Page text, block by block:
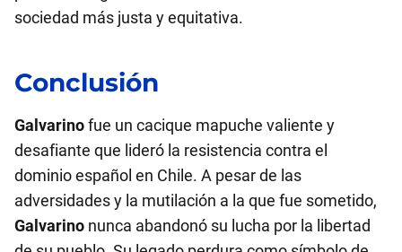
sociedad más justa y equitativa.
Conclusión
Galvarinofue un cacique mapuche valiente y
desafiante que lideró la resistencia contra el
dominio español en Chile. A pesar de las
adversidades y la mutilación a la que fue sometido,
Galvarino nunca abandonó su lucha por la libertad